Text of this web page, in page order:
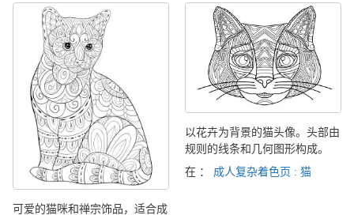
可爱的猫咪和禅宗饰品，适合成
以花卉为背景的猫头像。头部由
规则的线条和几何图形构成。
在 ： 成人复杂着色页 : 猫